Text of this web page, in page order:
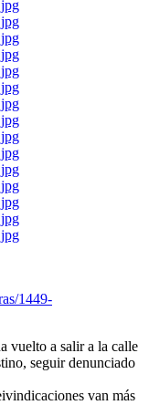
1449-
vuelto a salir a la calle
seguir denunciado
van más